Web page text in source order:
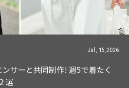
Jul, 15,2026
ンサーと共同制作! 週5で着たく
選